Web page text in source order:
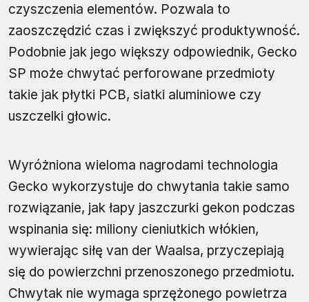
czyszczenia elementów. Pozwala to
zaoszczędzić czas i zwiększyć produktywność.
Podobnie jak jego większy odpowiednik, Gecko
SP może chwytać perforowane przedmioty
takie jak płytki PCB, siatki aluminiowe czy
uszczelki głowic.
Wyróżniona wieloma nagrodami technologia
Gecko wykorzystuje do chwytania takie samo
rozwiązanie, jak łapy jaszczurki gekon podczas
wspinania się: miliony cieniutkich włókien,
wywierając siłę van der Waalsa, przyczepiają
się do powierzchni przenoszonego przedmiotu.
Chwytak nie wymaga sprzężonego powietrza